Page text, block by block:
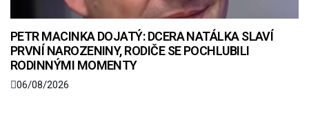
PETR MACINKA DOJATÝ: DCERA NATÁLKA SLAVÍ
PRVNÍ NAROZENINY, RODIČE SE POCHLUBILI
RODINNÝMI MOMENTY
06/08/2026